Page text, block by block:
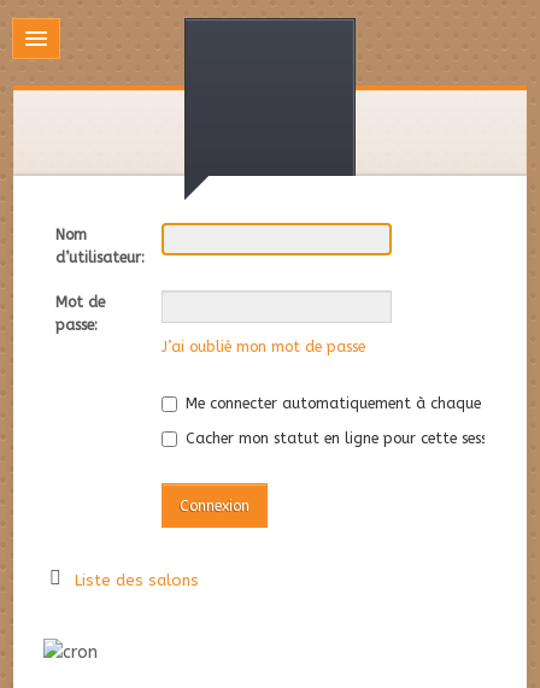
Nom
d’utilisateur:
Mot de
passe:
J’ai oublié mon mot de passe
Me connecter automatiquement à chaque visite
Cacher mon statut en ligne pour cette session
Liste des salons